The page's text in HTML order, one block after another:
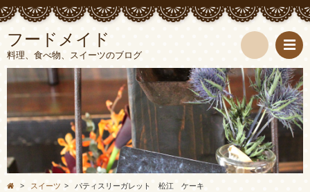
フードメイド
料理、食べ物、スイーツのブログ
検
索
> スイーツ > パティスリーガレット 松江 ケーキ